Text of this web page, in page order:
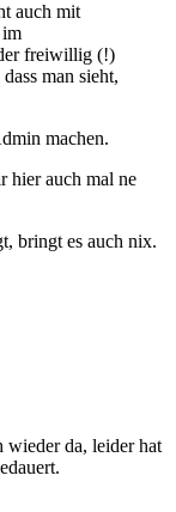
auch mit
im
freiwillig (!)
man sieht,
machen.
hier auch mal ne
bringt es auch nix.
wieder da, leider hat